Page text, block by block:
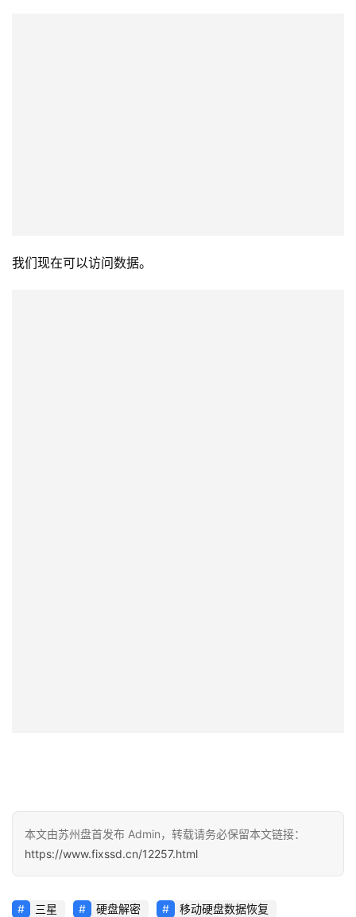
我们现在可以访问数据。
本文由苏州盘首发布 Admin，转载请务必保留本文链接：
https://www.fixssd.cn/12257.html
三星 硬盘解密
移动硬盘数据恢复